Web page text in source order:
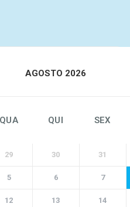
AGOSTO 2026
QUA QUI SEX
29 30 31
5 6 7
12 13 14